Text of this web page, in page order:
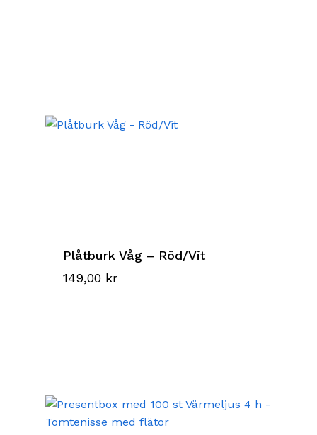
Plåtburk Våg – Röd/Vit
149,00 kr